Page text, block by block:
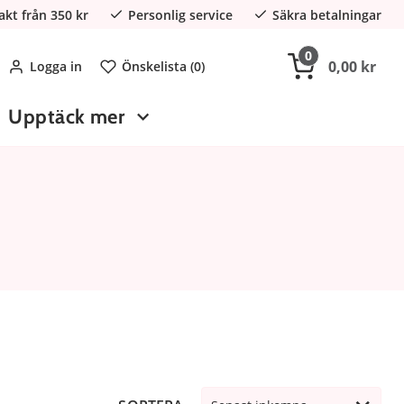
från 350 kr Personlig service Säkra betalningar
Logga in Önskelista (0)
0
0,00 kr
Upptäck mer